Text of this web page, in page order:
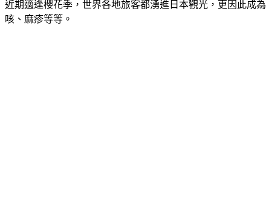
近期適逢櫻花季，世界各地旅客都湧進日本觀光，更因此成
咳、麻疹等等。